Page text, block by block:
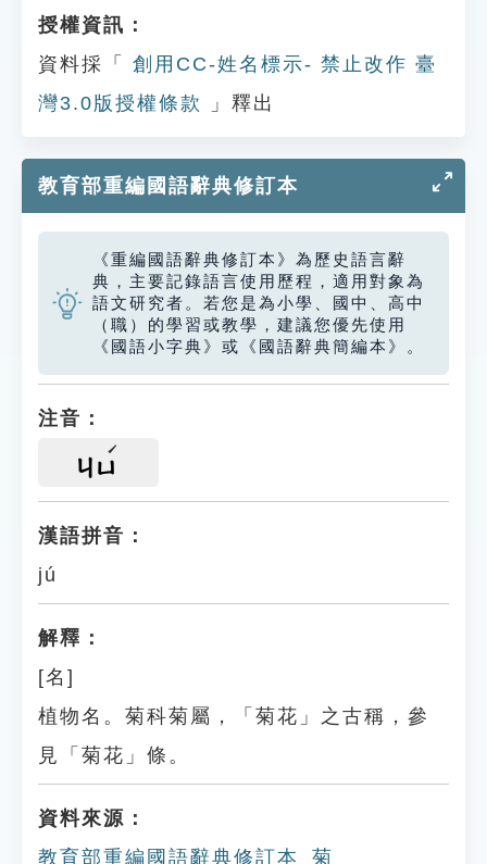
授權資訊：
資料採「
創用CC-姓名標示- 禁止改作 臺
灣3.0版授權條款
」釋出
教育部重編國語辭典修訂本
《重編國語辭典修訂本》為歷史語言辭
典，主要記錄語言使用歷程，適用對象為
語文研究者。若您是為小學、國中、高中
（職）的學習或教學，建議您優先使用
《國語小字典》或《國語辭典簡編本》。
注音：
ㄐㄩ
漢語拼音：
jú
解釋：
[名]
植物名。菊科菊屬，「菊花」之古稱，參
見「菊花」條。
資料來源：
教育部重編國語辭典修訂本_菊